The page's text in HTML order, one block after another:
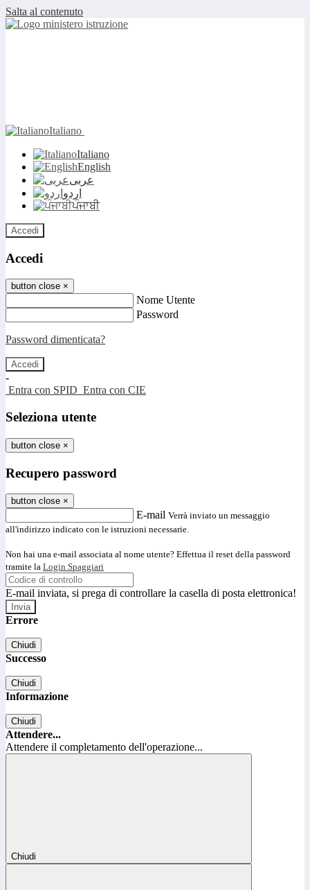
Salta al contenuto
Italiano
Italiano
English
عربى
اردو
ਪੰਜਾਬੀ
Accedi
Accedi
button close ×
Nome Utente
Password
Password dimenticata?
-
Entra con SPID Entra con CIE
Seleziona utente
button close ×
Recupero password
button close ×
E-mail Verrà inviato un messaggio
all'indirizzo indicato con le istruzioni necessarie.
Non hai una e-mail associata al nome utente? Effettua il reset della password
tramite la Login Spaggiari
E-mail inviata, si prega di controllare la casella di posta elettronica!
Errore
Chiudi
Successo
Chiudi
Informazione
Chiudi
Attendere...
Attendere il completamento dell'operazione...
Chiudi